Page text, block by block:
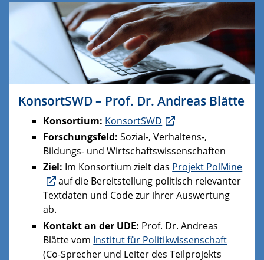
KonsortSWD – Prof. Dr. Andreas Blätte
Konsortium: KonsortSWD
Forschungsfeld: Sozial-, Verhaltens-,
Bildungs- und Wirtschaftswissenschaften
Ziel: Im Konsortium zielt das Projekt PolMine
auf die Bereitstellung politisch relevanter
Textdaten und Code zur ihrer Auswertung
ab.
Kontakt an der UDE: Prof. Dr. Andreas
Blätte vom Institut für Politikwissenschaft
(Co-Sprecher und Leiter des Teilprojekts